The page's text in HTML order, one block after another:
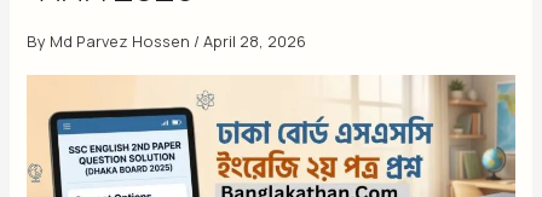
By Md Parvez Hossen /April 28, 2026